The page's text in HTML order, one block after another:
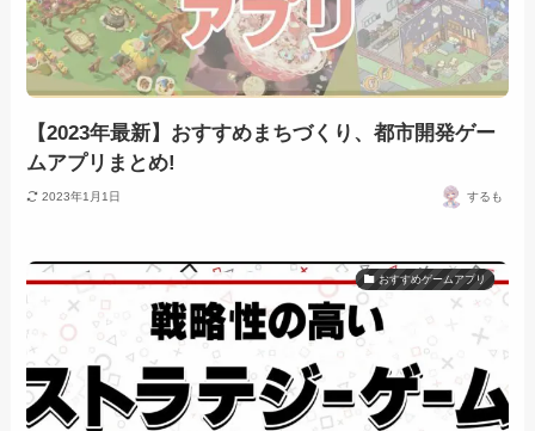
【2023年最新】おすすめまちづくり、都市開発ゲー
ムアプリまとめ!
2023年1月1日 するも
おすすめゲームアプリ